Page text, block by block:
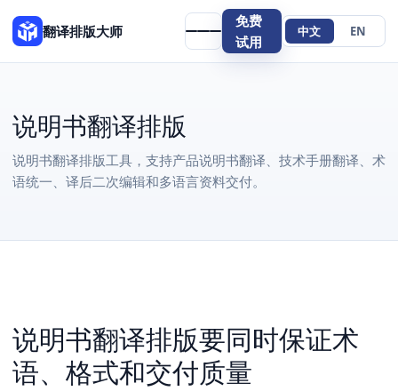
翻译排版大师 中文 EN
免费
试用
说明书翻译排版
说明书翻译排版工具，支持产品说明书翻译、技术手册翻译、术
语统一、译后二次编辑和多语言资料交付。
说明书翻译排版要同时保证术
语、格式和交付质量